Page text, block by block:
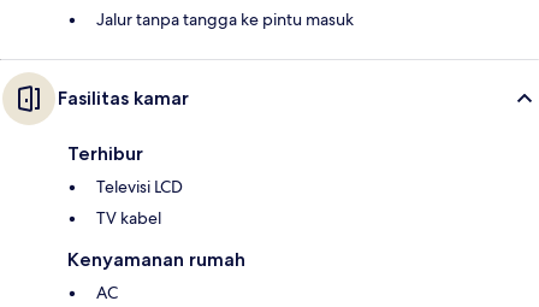
Jalur tanpa tangga ke pintu masuk
Fasilitas kamar
Terhibur
Televisi LCD
TV kabel
Kenyamanan rumah
AC